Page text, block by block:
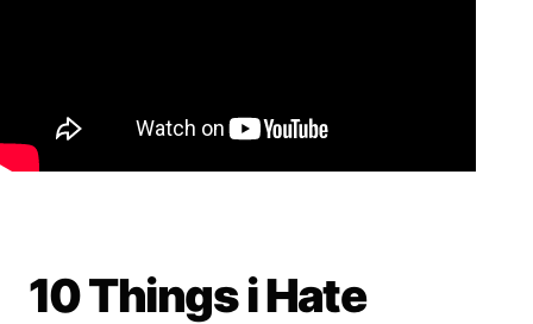
10 Things i Hate